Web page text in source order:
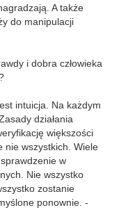
A także
do manipulacji
i dobra człowieka
intuicja. Na każdym
działania
większości
nie wszystkich. Wiele
w
Nie wszystko
zostanie
ponownie. -